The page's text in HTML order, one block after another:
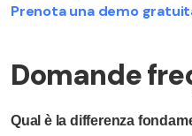
Prenota una demo
Domande
Qual è la differenza